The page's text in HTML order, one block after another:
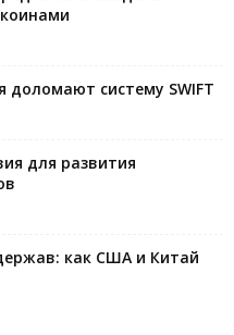
систему SWIFT
для развития
как США и Китай